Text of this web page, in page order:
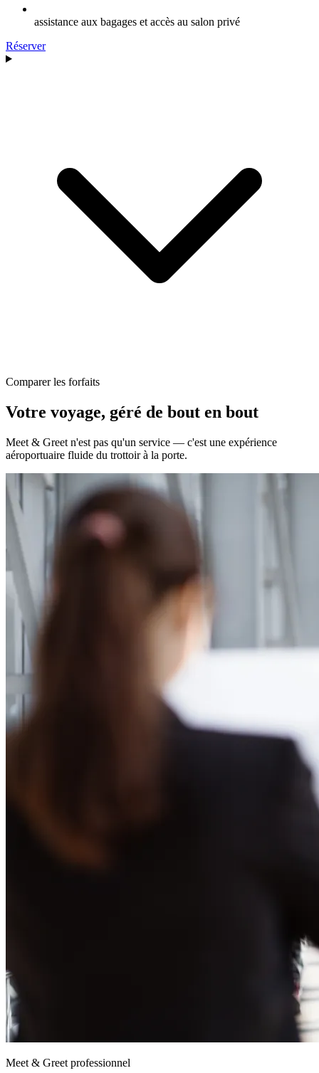
assistance aux bagages et accès au salon privé
Réserver
Comparer les forfaits
Votre voyage, géré de bout en bout
Meet & Greet n'est pas qu'un service — c'est une expérience
aéroportuaire fluide du trottoir à la porte.
Meet & Greet professionnel